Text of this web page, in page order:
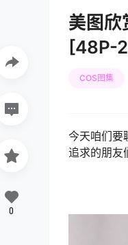
美图
[48P-
COS图集
今天咱们要
追求的朋友
0